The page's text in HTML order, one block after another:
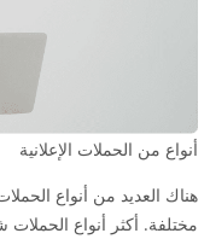
أنواع من الحملات الإعلانية
هناك العديد من أنواع
مختلفة. أكثر أنواع